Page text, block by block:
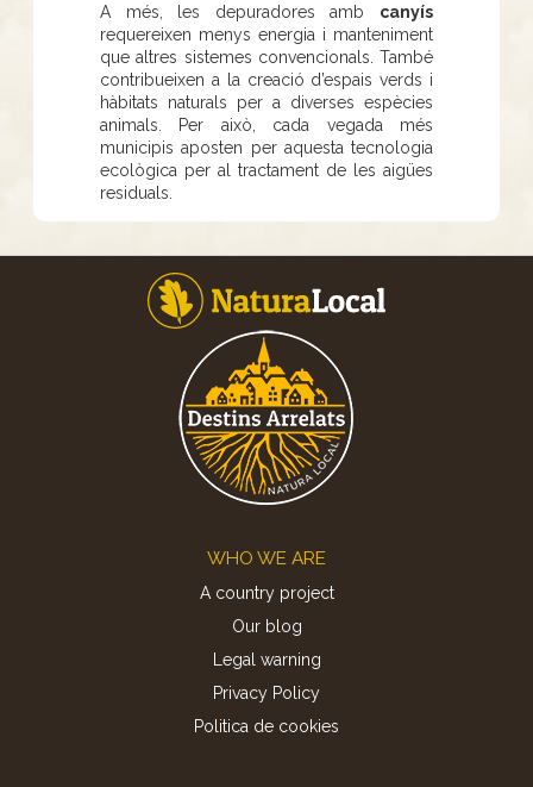
A més, les depuradores amb canyís
requereixen menys energia i manteniment
que altres sistemes convencionals. També
contribueixen a la creació d’espais verds i
hàbitats naturals per a diverses espècies
animals. Per això, cada vegada més
municipis aposten per aquesta tecnologia
ecològica per al tractament de les aigües
residuals.
WHO WE ARE
A country project
Our blog
Legal warning
Privacy Policy
Politica de cookies